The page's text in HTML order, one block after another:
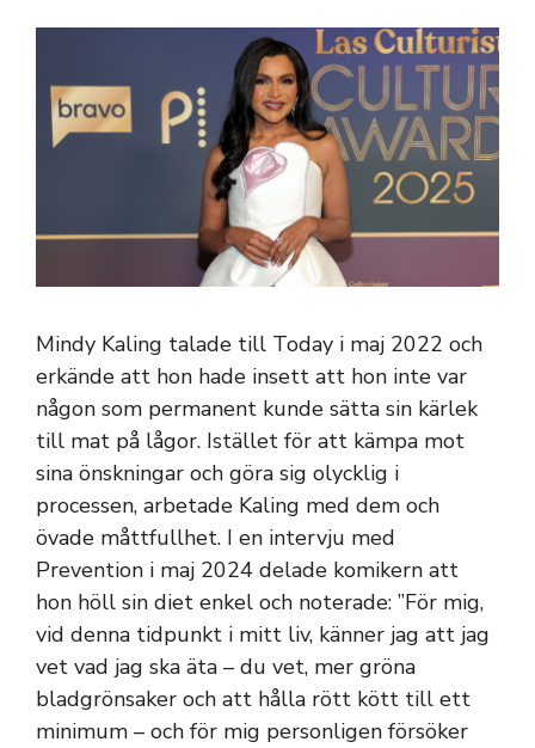
Mindy Kaling talade till Today i maj 2022 och
erkände att hon hade insett att hon inte var
någon som permanent kunde sätta sin kärlek
till mat på lågor. Istället för att kämpa mot
sina önskningar och göra sig olycklig i
processen, arbetade Kaling med dem och
övade måttfullhet. I en intervju med
Prevention i maj 2024 delade komikern att
hon höll sin diet enkel och noterade: ”För mig,
vid denna tidpunkt i mitt liv, känner jag att jag
vet vad jag ska äta – du vet, mer gröna
bladgrönsaker och att hålla rött kött till ett
minimum – och för mig personligen försöker